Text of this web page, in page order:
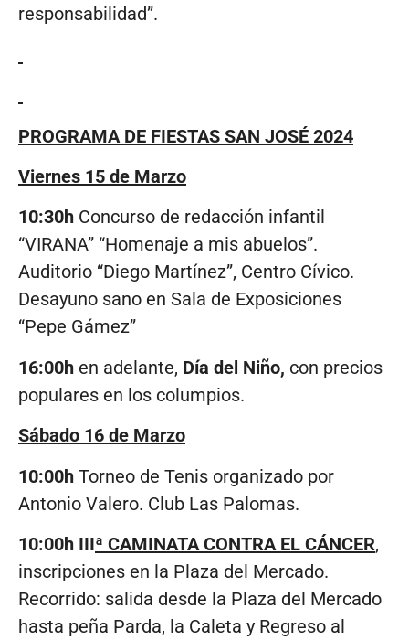
responsabilidad”.
PROGRAMA DE FIESTAS SAN JOSÉ 2024
Viernes 15 de Marzo
10:30h Concurso de redacción infantil
“VIRANA” “Homenaje a mis abuelos”.
Auditorio “Diego Martínez”, Centro Cívico.
Desayuno sano en Sala de Exposiciones
“Pepe Gámez”
16:00h en adelante, Día del Niño, con precios
populares en los columpios.
Sábado 16 de Marzo
10:00h Torneo de Tenis organizado por
Antonio Valero. Club Las Palomas.
10:00h IIIª CAMINATA CONTRA EL CÁNCER,
inscripciones en la Plaza del Mercado.
Recorrido: salida desde la Plaza del Mercado
hasta peña Parda, la Caleta y Regreso al